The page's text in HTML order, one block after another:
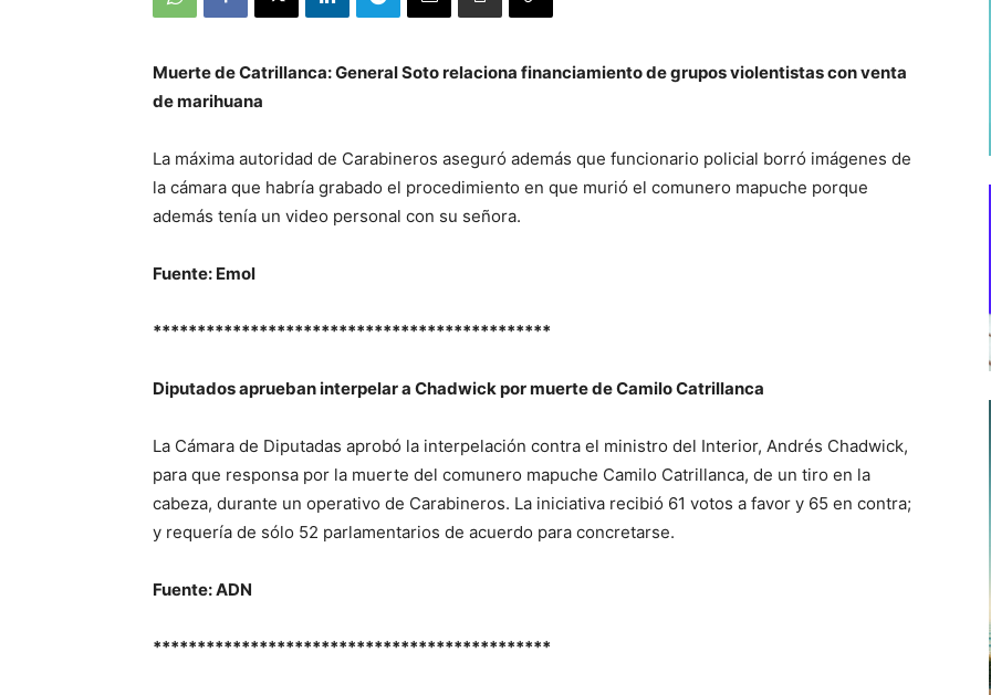
Muerte de Catrillanca: General Soto relaciona financiamiento de grupos violentistas con venta
de marihuana
La máxima autoridad de Carabineros aseguró además que funcionario policial borró imágenes de
la cámara que habría grabado el procedimiento en que murió el comunero mapuche porque
además tenía un video personal con su señora.
Fuente: Emol
*********************************************
Diputados aprueban interpelar a Chadwick por muerte de Camilo Catrillanca
La Cámara de Diputadas aprobó la interpelación contra el ministro del Interior, Andrés Chadwick,
para que responsa por la muerte del comunero mapuche Camilo Catrillanca, de un tiro en la
cabeza, durante un operativo de Carabineros. La iniciativa recibió 61 votos a favor y 65 en contra;
y requería de sólo 52 parlamentarios de acuerdo para concretarse.
Fuente: ADN
*********************************************